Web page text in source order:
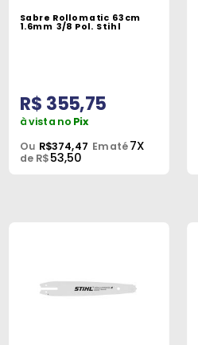
Peças
Oficina
Mecânica
Sabre Rollomatic 63cm
1.6mm 3/8 Pol. Stihl
R$ 355,75
à vista no Pix
Ou R$374,47 Em até7X
de R$53,50